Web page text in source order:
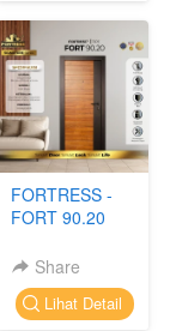
FORTRESS -
FORT 90.20
Share
` Lihat Detail